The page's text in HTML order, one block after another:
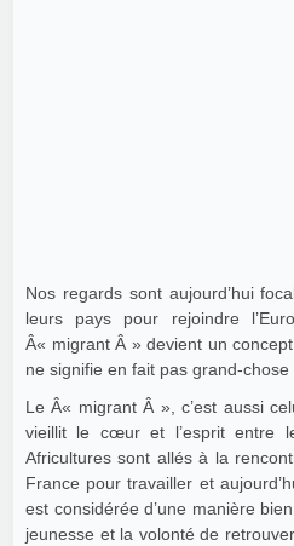
Nos regards sont aujourd’hui
leurs pays pour rejoindre
Â« migrant Â » devient un
ne signifie en fait pas grand-
Le Â« migrant Â », c’est aussi
vieillit le cœur et l’esprit entre
Africultures sont allés à la
France pour travailler et
est considérée d’une manière
jeunesse et la volonté de